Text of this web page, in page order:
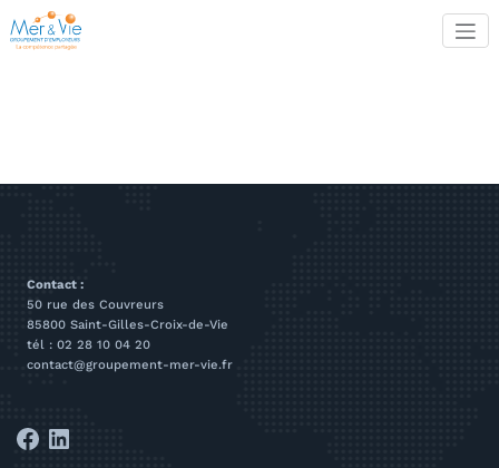
au
contenu
Contact :
50 rue des Couvreurs
85800 Saint-Gilles-Croix-de-Vie
tél : 02 28 10 04 20
contact@groupement-mer-vie.fr
Facebook
LinkedIn